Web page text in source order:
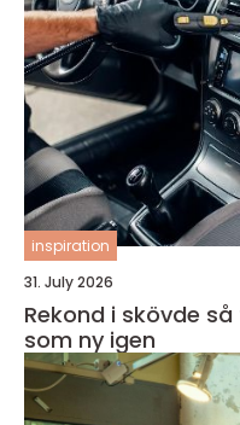
inspiration
31. July 2026
Rekond i skövde så får du bilen att kännas
som ny igen